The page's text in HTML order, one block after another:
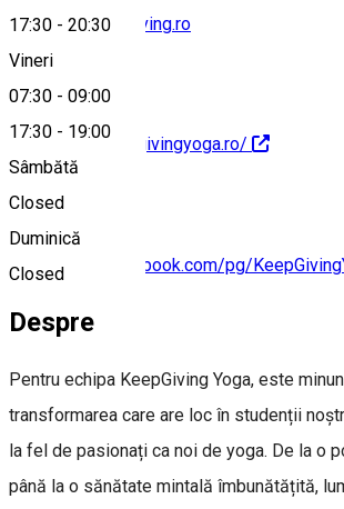
17:30 - 20:30
Vineri
07:30 - 09:00
17:30 - 19:00
Sâmbătă
Closed
Duminică
Closed
andreea@keepgiving.ro
http://www.keepgivingyoga.ro/
https://www.facebook.com/pg/
Despre
Pentru echipa KeepGiving Yoga, este
transformarea care are loc în studenții
la fel de pasionați ca noi de yoga. De la o
până la o sănătate mintală îmbunătățită,